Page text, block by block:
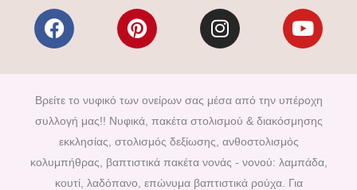
F
a
e
b
o
o
k
P
i
t
e
r
e
s
t
I
n
t
a
g
r
a
m
Y
o
t
u
b
Βρείτε το νυφικό των ονείρων σας μέσα από την υπέροχη
συλλογή μας!! Νυφικά, πακέτα στολισμού & διακόσμησης
εκκλησίας, στολισμός δεξίωσης, ανθοστολισμός
κολυμπήθρας, βαπτιστικά πακέτα νονάς - νονού: λαμπάδα,
κουτί, λαδόπανο, επώνυμα βαπτιστικά ρούχα. Για